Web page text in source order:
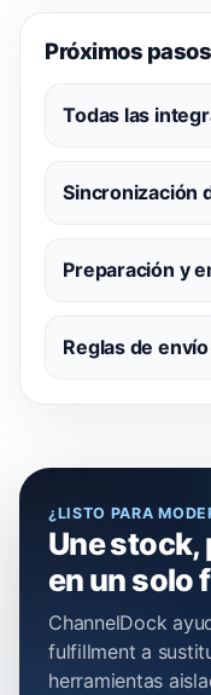
Próximos
Todas las
Sincronización
Preparación y
Reglas de envío
¿LISTO PARA
Une stock,
en un solo
ChannelDock
fulfillment a
herramientas